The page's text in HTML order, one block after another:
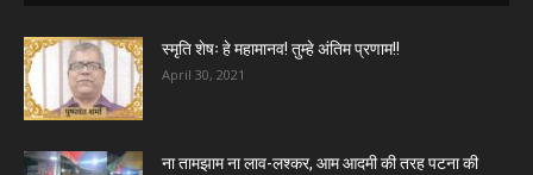
स्मृति शेषः हे महामानव! तुम्हे अंतिम प्रणाम!!
April 30, 2021
ना तामझाम ना लाव-लश्कर, आम आदमी की तरह पटना की